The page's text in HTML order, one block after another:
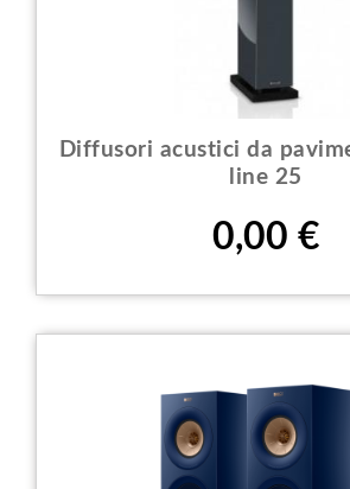
Diffusori acustici da
line 25
Prezzo
0,00 €